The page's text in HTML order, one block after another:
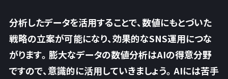
分析したデータを活用することで、数値にもとづいた
戦略の立案が可能になり、効果的なSNS運用につな
がります。膨大なデータの数値分析はAIの得意分野
ですので、意識的に活用していきましょう。AIには苦手